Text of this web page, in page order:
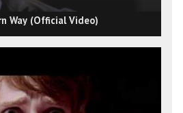
Way (Official Video)